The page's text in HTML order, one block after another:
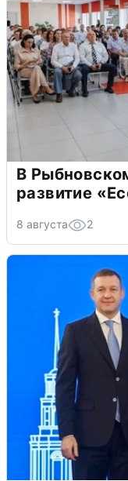
В
развитие
8 августа 2